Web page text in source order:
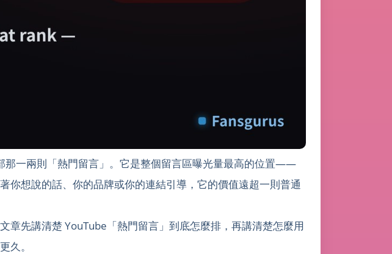
那一兩則「熱門留言」。它是整個留言區曝光量最高的位置——
你想說的話、你的品牌或你的連結引導，它的價值遠超一則普通
章先講清楚 YouTube「熱門留言」到底怎麼排，再講清楚怎麼用
久。